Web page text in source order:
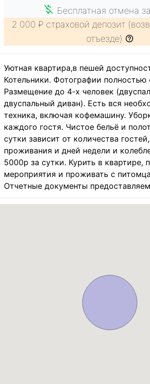
Бесплатная отмена
2 000 ₽ страховой депозит
отъезде)
Уютная квартира,в пешей
Котельники. Фотографии полностью
Размещение до 4-х человек
двуспальный диван). Есть вся
техника, включая кофемашину.
каждого гостя. Чистое бельё и
сутки зависит от количества
проживания и дней недели и
5000р за сутки. Курить в квартире,
мероприятия и проживать с
Отчетные документы